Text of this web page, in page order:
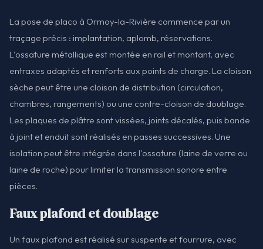
La pose de placo à Ormoy-la-Rivière commence par un
traçage précis : implantation, aplomb, réservations.
L'ossature métallique est montée en rail et montant, avec
entraxes adaptés et renforts aux points de charge. La cloison
sèche peut être une cloison de distribution (circulation,
chambres, rangements) ou une contre-cloison de doublage.
Les plaques de plâtre sont vissées, joints décalés, puis bande
à joint et enduit sont réalisés en passes successives. Une
isolation peut être intégrée dans l'ossature (laine de verre ou
laine de roche) pour limiter la transmission sonore entre
pièces.
Faux plafond et doublage
Un faux plafond est réalisé sur suspente et fourrure, avec